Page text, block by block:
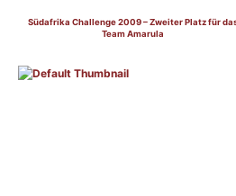
Südafrika Challenge 2009 – Zweiter Platz für
Team Amarula